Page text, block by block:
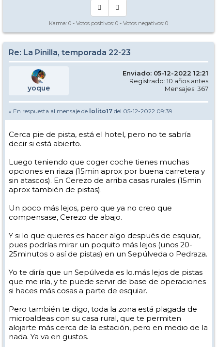
Karma: 0 - Votos positivos: 0 - Votos negativos: 0
Re: La Pinilla, temporada 22-23
yoque
Enviado: 05-12-2022 12:21
Registrado: 10 años antes
Mensajes: 367
» En respuesta al mensaje de lolito17 del 05-12-2022 09:39
Cerca pie de pista, está el hotel, pero no te sabría
decir si está abierto.
Luego teniendo que coger coche tienes muchas
opciones en riaza (15min aprox por buena carretera y
sin atascos). En Cerezo de arriba casas rurales (15min
aprox también de pistas).
Un poco más lejos, pero que ya no creo que
compensase, Cerezo de abajo.
Y si lo que quieres es hacer algo después de esquiar,
pues podrías mirar un poquito más lejos (unos 20-
25minutos o así de pistas) en un Sepúlveda o Pedraza.
Yo te diría que un Sepúlveda es lo.más lejos de pistas
que me iría, y te puede servir de base de operaciones
si haces más cosas a parte de esquiar.
Pero también te digo, toda la zona está plagada de
microaldeas con su casa rural, que te permiten
alojarte más cerca de la estación, pero en medio de la
nada. Ya va en gustos.